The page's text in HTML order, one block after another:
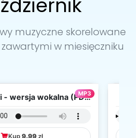
muzyczne skorelowane
w miesięczniku